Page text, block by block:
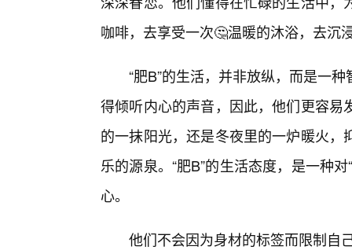
咖啡，去享受一次🤔温暖的沐浴，去沉
“肥B”的生活，并非放纵，而是一
得倾听内心的声音，因此，他们更容
的一抹阳光，还是冬夜里的一炉暖火
乐的源泉。“肥B”的生活态度，是一种
心。
他们不会因为身材的标签而限制自